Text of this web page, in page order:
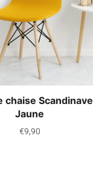
chaise Scandinave
Jaune
Prix
€9,90